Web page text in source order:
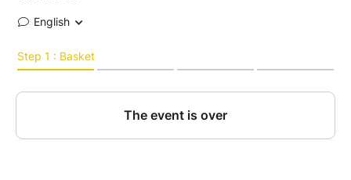
envoûtante
Une journée placée sous le signe du rythme, de la
passion d'une danseuse d'exception.